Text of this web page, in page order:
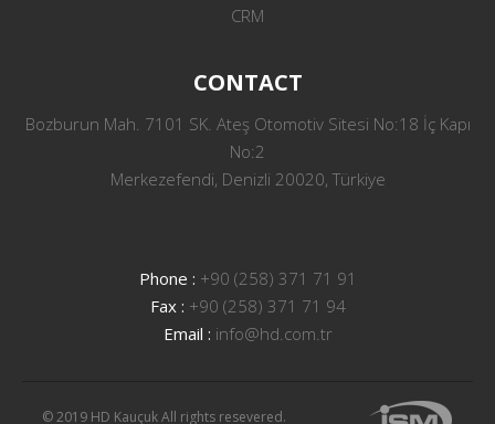
CRM
CONTACT
Bozburun Mah. 7101 SK. Ateş Otomotiv Sitesi No:18 İç Kapı
No:2
Merkezefendi, Denizli 20020, Türkiye
Phone : +90 (258) 371 71 91
Fax : +90 (258) 371 71 94
Email : info@hd.com.tr
© 2019 HD Kauçuk All rights resevered.